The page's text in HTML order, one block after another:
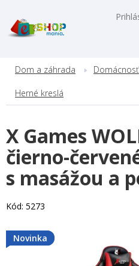
obsah
Dom a záhrada Domácnosť
Herné kreslá
X Games
čierno-
s masážou a
Kód: 5273
Novinka
Novinka